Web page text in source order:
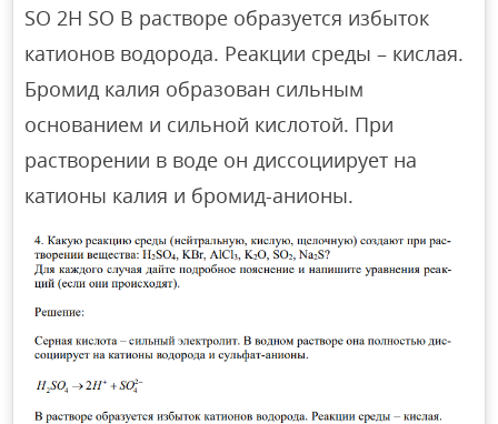
SO 2H SO В растворе образуется избыток
катионов водорода. Реакции среды – кислая.
Бромид калия образован сильным
основанием и сильной кислотой. При
растворении в воде он диссоциирует на
катионы калия и бромид-анионы.